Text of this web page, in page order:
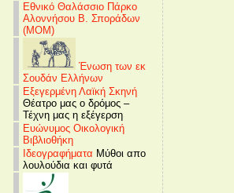
Εθνικό Θαλάσσιο Πάρκο
Αλοννήσου Β. Σποράδων
(MOM)
Ένωση των εκ
Σουδάν Ελλήνων
Εξεγερμένη Λαϊκή Σκηνή
Θέατρο μας ο δρόμος –
Τέχνη μας η εξέγερση
Ευώνυμος Οικολογική
Βιβλιοθήκη
Ιδεογραφήματα Μύθοι απο
λουλούδια και φυτά